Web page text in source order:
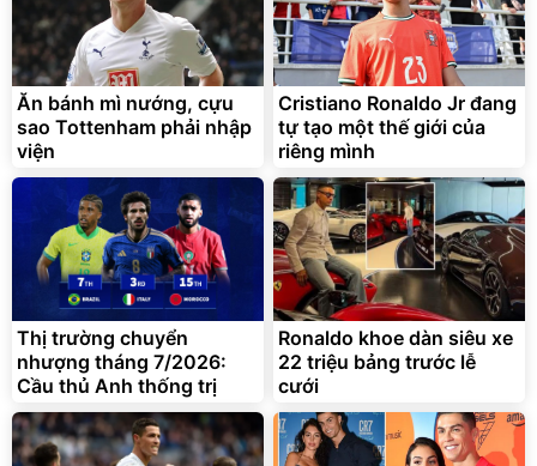
Bạt phủ xe ô tô cao cấp,
tráng nhôm 03 lớp
392.000đ
325.000đ
Đã bán nhiều
Xe đạp điện trợ lực G-
Force C14 gấp gọn bỏ cốp
tiện lợi
9.900.000đ
7.092.000đ
Đang xem nhiều
G-FORCE VIETNA
Ăn bánh mì nướng, cựu
sao Tottenham phải nhập
viện
Cristiano Ronaldo Jr đang
tự tạo một thế giới của
riêng mình
Thị trường chuyển
nhượng tháng 7/2026:
Cầu thủ Anh thống trị
Ronaldo khoe dàn siêu xe
22 triệu bảng trước lễ
cưới